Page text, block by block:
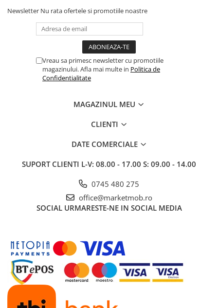
drag !
Newsletter Nu rata ofertele si promotiile noastre
Vreau sa primesc newsletter cu promotiile
magazinului. Afla mai multe in Politica de
Confidentialitate
MAGAZINUL MEU
CLIENTI
DATE COMERCIALE
SUPORT CLIENTI L-V: 08.00 - 17.00 S: 09.00 - 14.00
0745 480 275
office@marketmob.ro
SOCIAL URMARESTE-NE IN SOCIAL MEDIA